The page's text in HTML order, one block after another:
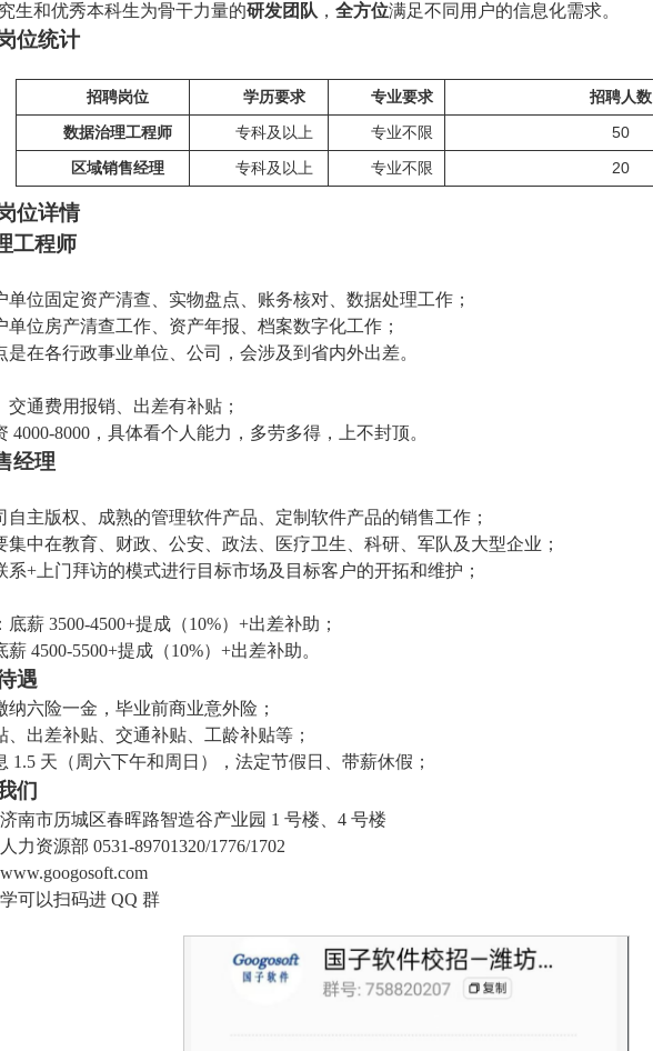
生和优秀本科生为骨干力量的研发团队 ， 全方位满足不同用户的信息化需求。
位统计
招聘岗位 学历要求 专业要求 招聘人数
数据治理工程师 专科及以上 专业不限 50
区域销售经理 专科及以上 专业不限 20
位详情
工程师
单位固定资产清查、实物盘点、账务核对、数据处理工作；
单位房产清查工作、资产年报、档案数字化工作；
是在各行政事业单位、公司，会涉及到省内外出差。
交通费用报销、出差有补贴；
4000-8000，具体看个人能力，多劳多得，上不封顶。
经理
自主版权、成熟的管理软件产品、定制软件产品的销售工作；
集中在教育、财政、公安、政法、医疗卫生、科研、军队及大型企业；
系+上门拜访的模式进行目标市场及目标客户的开拓和维护；
底薪 3500-4500+提成（10%）+出差补助；
薪 4500-5500+提成（10%）+出差补助。
遇
纳六险一金，毕业前商业意外险；
、出差补贴、交通补贴、工龄补贴等；
1.5 天（周六下午和周日），法定节假日、带薪休假；
们
南市历城区春晖路智造谷产业园 1 号楼、4 号楼
力资源部 0531-89701320/1776/1702
可以扫码进 QQ 群